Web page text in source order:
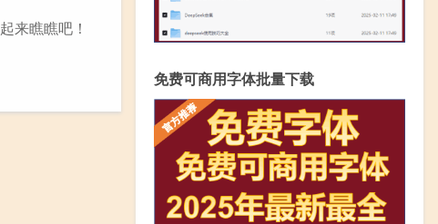
来瞧瞧吧！
免费可商用字体批量下载